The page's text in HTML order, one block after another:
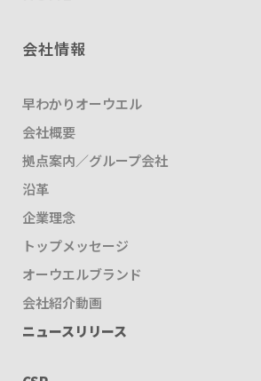
会社情報
早わかりオーウエル
会社概要
拠点案内／グループ会社
沿革
企業理念
トップメッセージ
オーウエルブランド
会社紹介動画
ニュースリリース